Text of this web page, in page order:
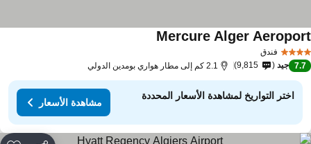
فندق
Mercure Alger
7.7 جيد 9,815 2.1 كم إلى مطار هواري بومدين الدولي
اختر التواريخ لمشاهدة الأسعار المحددة
مشاهدة الأسعار